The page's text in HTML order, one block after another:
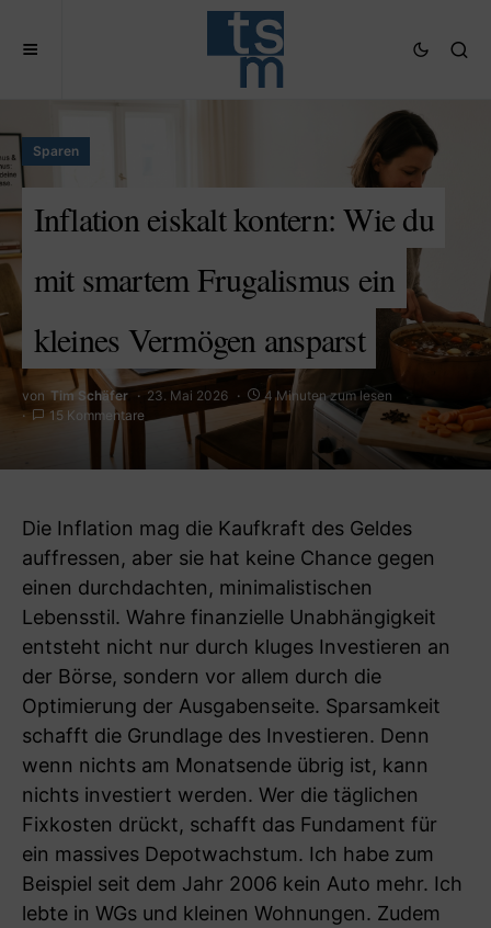
Sparen
Inflation eiskalt kontern: Wie du
mit smartem Frugalismus ein
kleines Vermögen ansparst
von Tim Schäfer 23. Mai 2026
4 Minuten zum lesen
15 Kommentare
Die Inflation mag die Kaufkraft des Geldes
auffressen, aber sie hat keine Chance gegen
einen durchdachten, minimalistischen
Lebensstil. Wahre finanzielle Unabhängigkeit
entsteht nicht nur durch kluges Investieren an
der Börse, sondern vor allem durch die
Optimierung der Ausgabenseite. Sparsamkeit
schafft die Grundlage des Investieren. Denn
wenn nichts am Monatsende übrig ist, kann
nichts investiert werden. Wer die täglichen
Fixkosten drückt, schafft das Fundament für
ein massives Depotwachstum. Ich habe zum
Beispiel seit dem Jahr 2006 kein Auto mehr. Ich
lebte in WGs und kleinen Wohnungen. Zudem